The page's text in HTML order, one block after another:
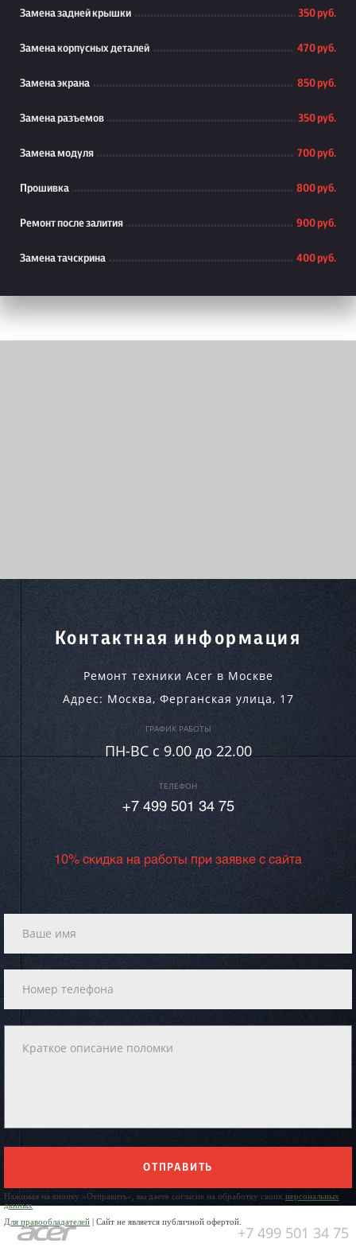
Замена задней крышки 350 руб.
Замена корпусных деталей 470 руб.
Замена экрана 850 руб.
Замена разъемов 350 руб.
Замена модуля 700 руб.
Прошивка 800 руб.
Ремонт после залития 900 руб.
Замена тачскрина 400 руб.
Контактная информация
Ремонт техники Acer в Москве
Адрес: Москва, Ферганская улица, 17
ГРАФИК РАБОТЫ
ПН-ВC c 9.00 до 22.00
ТЕЛЕФОН
+7 499 501 34 75
10% скидка на работы при заявке с сайта
ОТПРАВИТЬ
Нажимая на кнопку «Отправить», вы даете согласие на обработку своих персональных
данных
Для правообладателей | Сайт не является публичной офертой.
+7 499 501 34 75